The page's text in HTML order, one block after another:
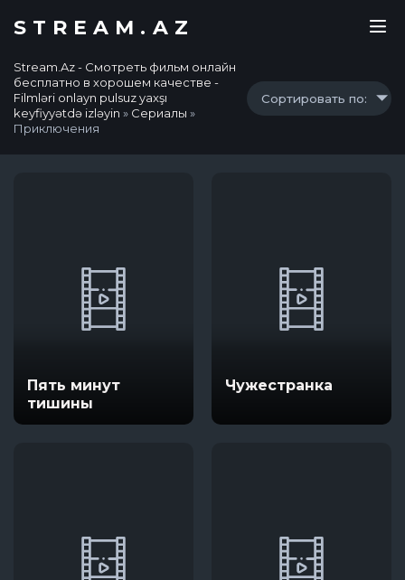
STREAM.AZ
Stream.Az - Смотреть фильм онлайн
бесплатно в хорошем качестве -
Filmləri onlayn pulsuz yaxşı
keyfiyyətdə izləyin » Сериалы »
Приключения
Сортировать по:
Пять минут
тишины
Чужестранка